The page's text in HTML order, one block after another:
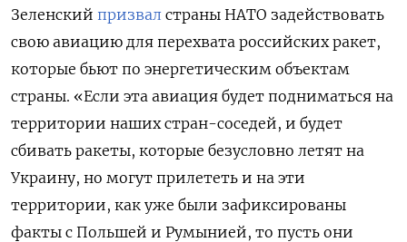
Зеленский призвал страны НАТО задействовать
свою авиацию для перехвата российских ракет,
которые бьют по энергетическим объектам
страны. «Если эта авиация будет подниматься на
территории наших стран-соседей, и будет
сбивать ракеты, которые безусловно летят на
Украину, но могут прилететь и на эти
территории, как уже были зафиксированы
факты с Польшей и Румынией, то пусть они